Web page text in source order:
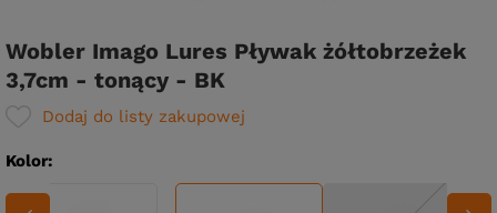
Wobler Imago Lures Pływak żółtobrzeżek
3,7cm - tonący - BK
Dodaj do listy zakupowej
Kolor